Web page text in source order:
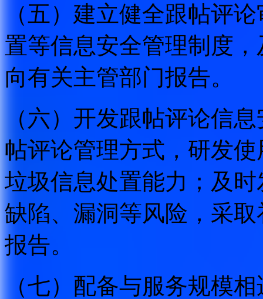
（五）建立健全跟帖评
置等信息安全管理制度
向有关主管部门报告。
（六）开发跟帖评论信
帖评论管理方式，研发
垃圾信息处置能力；及
缺陷、漏洞等风险，采
报告。
（七）配备与服务规模